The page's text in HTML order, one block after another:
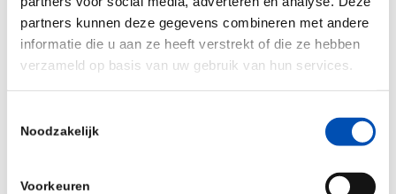
partners kunnen deze gegevens combineren met andere
informatie die u aan ze heeft verstrekt of die ze hebben
verzameld op basis van uw gebruik van hun services.
Noodzakelijk
Voorkeuren
– Hoe heb kun je offertes van aanbieders
vergeleken en hoe heb je gekozen voor een van de
pensioenaanbieders?
– Waar moet een ondernemer verder rekening mee
praktijkvragen van ondernemers waar zij bij het